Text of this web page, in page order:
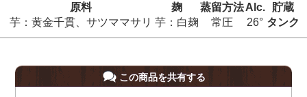
原料 麹 蒸留方法Alc.
貯蔵
芋：黄金千貫、サツママサリ 芋：白麹 常圧 26° タンク
この商品を共有する